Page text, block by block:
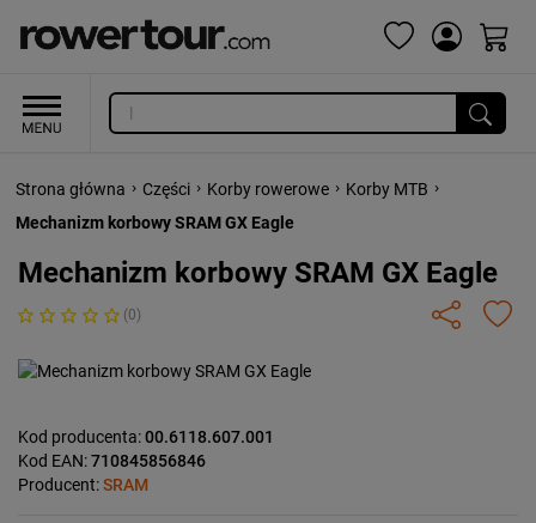
Strona główna › Części › Korby rowerowe › Korby MTB ›
Mechanizm korbowy SRAM GX Eagle
Mechanizm korbowy SRAM GX Eagle
(0)
Kod producenta:00.6118.607.001
Kod EAN:710845856846
Producent:SRAM